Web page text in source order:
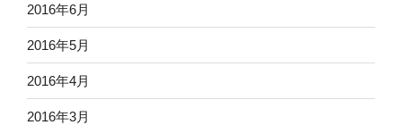
2016年6月
2016年5月
2016年4月
2016年3月